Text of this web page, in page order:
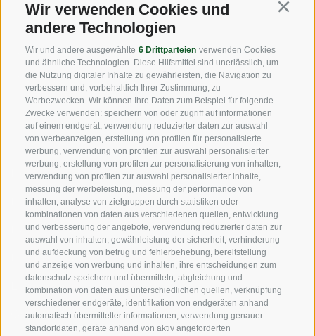
Wir verwenden Cookies und
andere Technologien
Wir und andere ausgewählte 6 Drittparteien verwenden Cookies
und ähnliche Technologien. Diese Hilfsmittel sind unerlässlich, um
die Nutzung digitaler Inhalte zu gewährleisten, die Navigation zu
verbessern und, vorbehaltlich Ihrer Zustimmung, zu
Werbezwecken. Wir können Ihre Daten zum Beispiel für folgende
Zwecke verwenden: speichern von oder zugriff auf informationen
auf einem endgerät, verwendung reduzierter daten zur auswahl
von werbeanzeigen, erstellung von profilen für personalisierte
werbung, verwendung von profilen zur auswahl personalisierter
werbung, erstellung von profilen zur personalisierung von inhalten,
verwendung von profilen zur auswahl personalisierter inhalte,
messung der werbeleistung, messung der performance von
inhalten, analyse von zielgruppen durch statistiken oder
kombinationen von daten aus verschiedenen quellen, entwicklung
und verbesserung der angebote, verwendung reduzierter daten zur
auswahl von inhalten, gewährleistung der sicherheit, verhinderung
und aufdeckung von betrug und fehlerbehebung, bereitstellung
und anzeige von werbung und inhalten, ihre entscheidungen zum
datenschutz speichern und übermitteln, abgleichung und
kombination von daten aus unterschiedlichen quellen, verknüpfung
verschiedener endgeräte, identifikation von endgeräten anhand
automatisch übermittelter informationen, verwendung genauer
standortdaten, geräte anhand von aktiv angeforderten
Tel:+39 0471 256 700
Fax: +39 0471 256 699
info@vog.it
info@pec.vog.it
NÜTZLICHE LINKS
Herkunft
Expertise
Nachhaltigkeit
Produkte & Marken
Ethikkodex
Organisationsmodell